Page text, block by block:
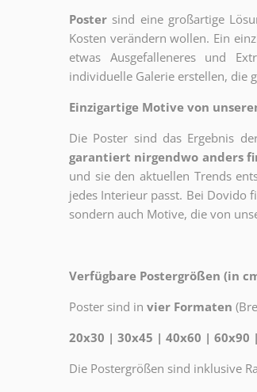
Poster sind eine großartige
Kosten verändern wollen. Ein
etwas Ausgefalleneres und
individuelle Galerie erstellen, die
Einzigartige Motive von
Die Poster sind das Ergebnis
garantiert nirgendwo anders
und sie den aktuellen Trends
jedes Interieur passt. Bei Dovido
sondern auch Motive, die von
Verfügbare Postergrößen (in
Poster sind in vier Formaten
20x30 | 30x45 | 40x60 | 60x90 |
Die Postergrößen sind inklusive